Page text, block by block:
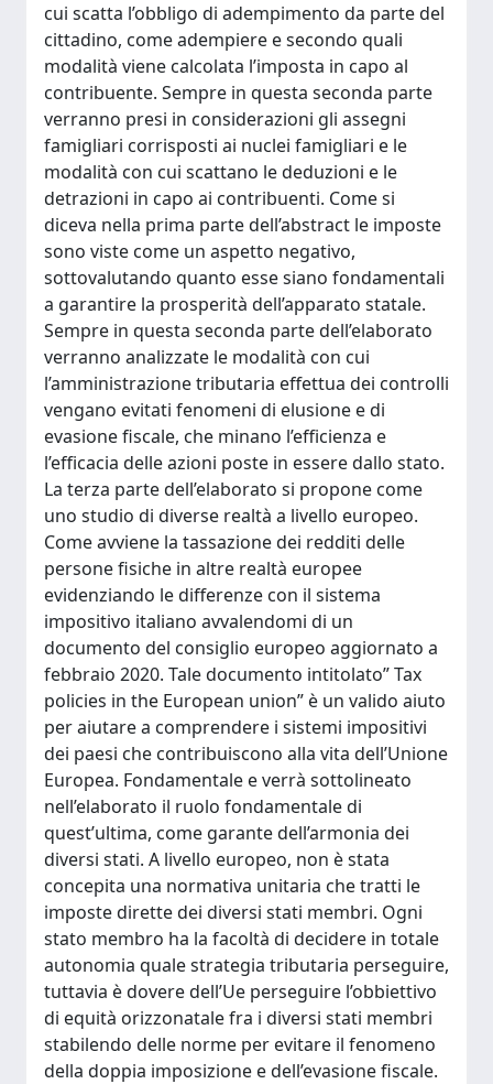
cui scatta l’obbligo di adempimento da parte del
cittadino, come adempiere e secondo quali
modalità viene calcolata l’imposta in capo al
contribuente. Sempre in questa seconda parte
verranno presi in considerazioni gli assegni
famigliari corrisposti ai nuclei famigliari e le
modalità con cui scattano le deduzioni e le
detrazioni in capo ai contribuenti. Come si
diceva nella prima parte dell’abstract le imposte
sono viste come un aspetto negativo,
sottovalutando quanto esse siano fondamentali
a garantire la prosperità dell’apparato statale.
Sempre in questa seconda parte dell’elaborato
verranno analizzate le modalità con cui
l’amministrazione tributaria effettua dei controlli
vengano evitati fenomeni di elusione e di
evasione fiscale, che minano l’efficienza e
l’efficacia delle azioni poste in essere dallo stato.
La terza parte dell’elaborato si propone come
uno studio di diverse realtà a livello europeo.
Come avviene la tassazione dei redditi delle
persone fisiche in altre realtà europee
evidenziando le differenze con il sistema
impositivo italiano avvalendomi di un
documento del consiglio europeo aggiornato a
febbraio 2020. Tale documento intitolato” Tax
policies in the European union” è un valido aiuto
per aiutare a comprendere i sistemi impositivi
dei paesi che contribuiscono alla vita dell’Unione
Europea. Fondamentale e verrà sottolineato
nell’elaborato il ruolo fondamentale di
quest’ultima, come garante dell’armonia dei
diversi stati. A livello europeo, non è stata
concepita una normativa unitaria che tratti le
imposte dirette dei diversi stati membri. Ogni
stato membro ha la facoltà di decidere in totale
autonomia quale strategia tributaria perseguire,
tuttavia è dovere dell’Ue perseguire l’obbiettivo
di equità orizzonatale fra i diversi stati membri
stabilendo delle norme per evitare il fenomeno
della doppia imposizione e dell’evasione fiscale.